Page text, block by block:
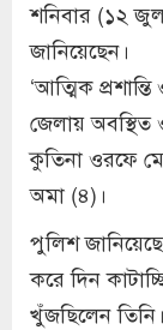
শনিবার (১২
জানিয়েছেন।
‘আত্মিক
জেলায় অবস্থিত
কুতিনা ওরফে
অমা (৪)।
পুলিশ
করে দিন
খুঁজছিলেন